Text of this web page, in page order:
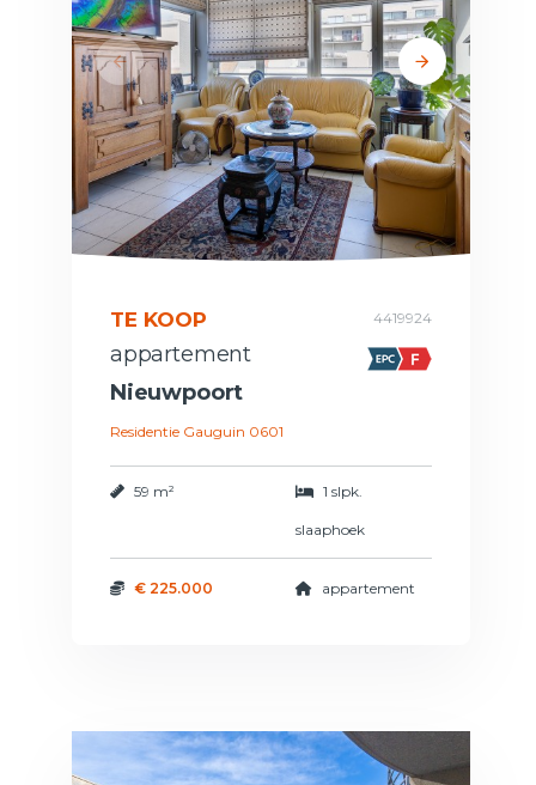
TE KOOP 4419924
appartement
Nieuwpoort
Residentie Gauguin 0601
59 m² 1 slpk.
slaaphoek
€ 225.000 appartement